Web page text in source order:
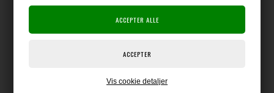
Vis cookie detaljer